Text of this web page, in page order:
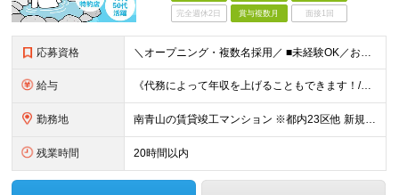
完全週休2日 賞与複数月 面接1回
応募資格 ＼オープニング・複数名採用／ ■未経験OK／お人柄を重視します！ ■高卒以上 ■60歳未満の方(定年年齢による理由) ＜長く安心して働きやすい＞ 当社では現在20代～60代の管理スタッフが活躍中！
給与 《代務によって年収を上げることもできます！/想定年収330万円》 ■月給22万円以上＋賞与年2回(2カ月/2025年実績)＋時間外手当＋資格手当＋役職手当＋交通費（夜勤のみ） ………… ≪昇給、賞与、
勤務地 南青山の賃貸竣工マンション ※都内23区他 新規受託物件につき、オープニングの募集です！ 入社時期はご相談可能です！ 【本社/面接地】 東京都新宿区西新宿2丁目6番1号 新宿住友ビル4階 ※(変
残業時間 20時間以内